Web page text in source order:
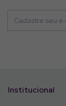
Institucional